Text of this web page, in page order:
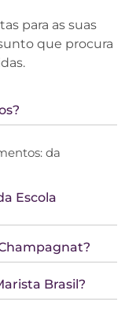
para as suas
que procura
da
Escola
Brasil?